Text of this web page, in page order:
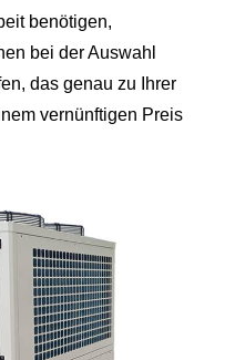
benötigen,
bei der Auswahl
das genau zu Ihrer
vernünftigen Preis